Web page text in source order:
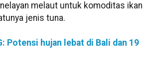
melaut untuk komoditas ikan
jenis tuna.
Potensi hujan lebat di Bali dan 19